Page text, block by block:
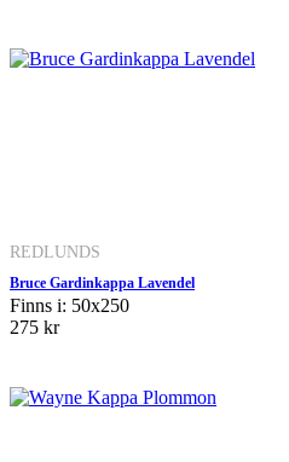
REDLUNDS
Bruce Gardinkappa Lavendel
Finns i: 50x250
275 kr